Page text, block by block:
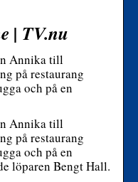
| TV.nu
Annika till
på restaurang
och på en
Annika till
på restaurang
och på en
löparen Bengt Hall.